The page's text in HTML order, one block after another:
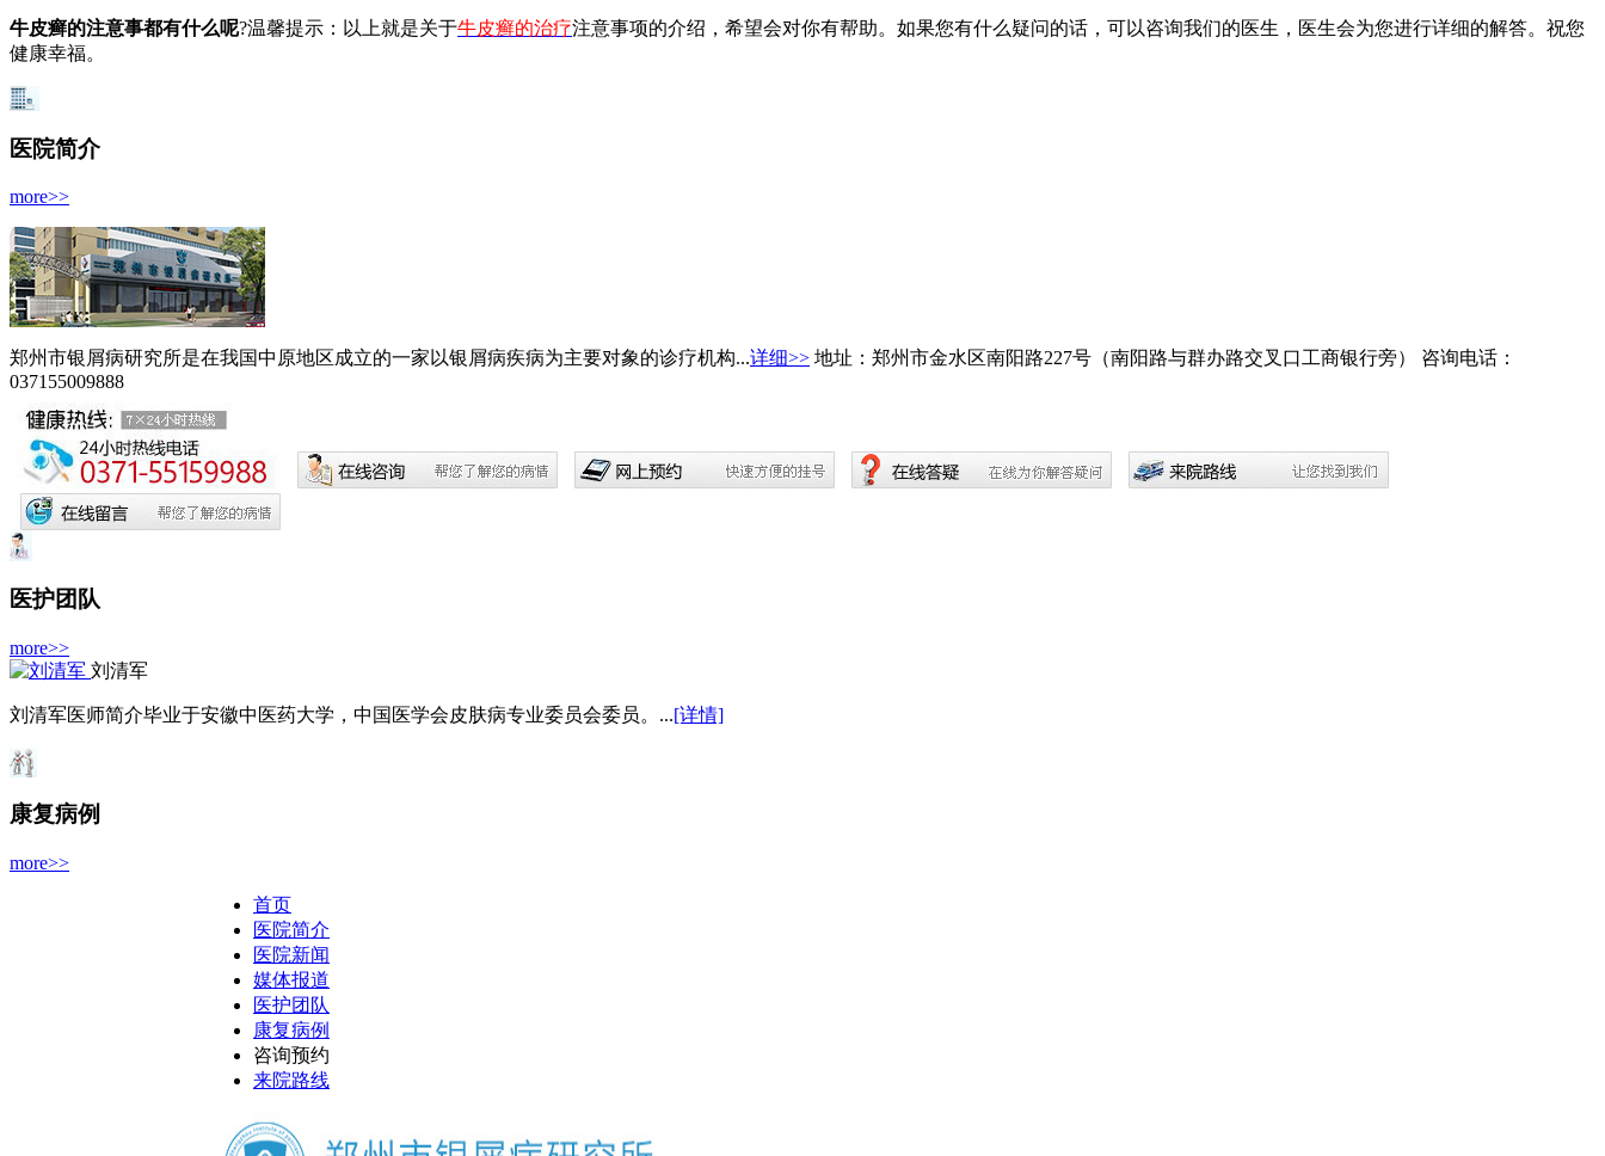
牛皮癣的注意事都有什么呢?温馨提示：以上就是关于牛皮癣的治疗注意事项的介绍，希望会对你有帮助。如果您有什么疑问的话，可以咨询我们的医生，医生会为您进行详细的解答。祝您
健康幸福。
医院简介
more>>
郑州市银屑病研究所是在我国中原地区成立的一家以银屑病疾病为主要对象的诊疗机构...详细>> 地址：郑州市金水区南阳路227号（南阳路与群办路交叉口工商银行旁）
咨询电话：
037155009888
医护团队
more>>
刘清军
刘清军医师简介毕业于安徽中医药大学，中国医学会皮肤病专业委员会委员。...[详情]
康复病例
more>>
首页
医院简介
医院新闻
媒体报道
医护团队
康复病例
咨询预约
来院路线